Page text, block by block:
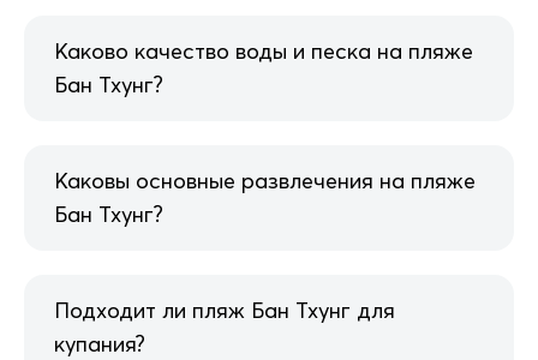
Каково качество воды и песка на пляже
Бан Тхунг?
Каковы основные развлечения на пляже
Бан Тхунг?
Подходит ли пляж Бан Тхунг для
купания?